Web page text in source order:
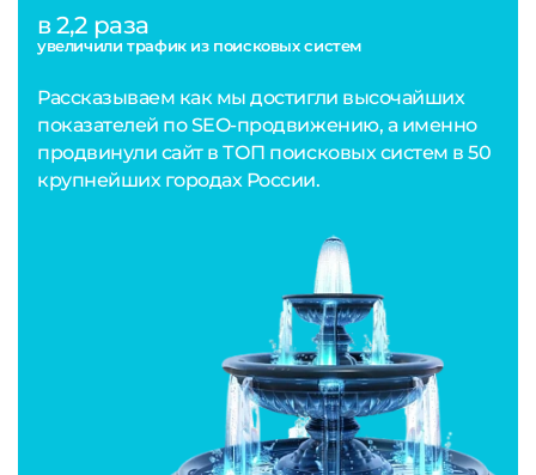
в 2,2 раза
увеличили трафик из поисковых систем
Рассказываем как мы достигли высочайших
показателей по SEO-продвижению, а именно
продвинули сайт в ТОП поисковых систем в 50
крупнейших городах России.